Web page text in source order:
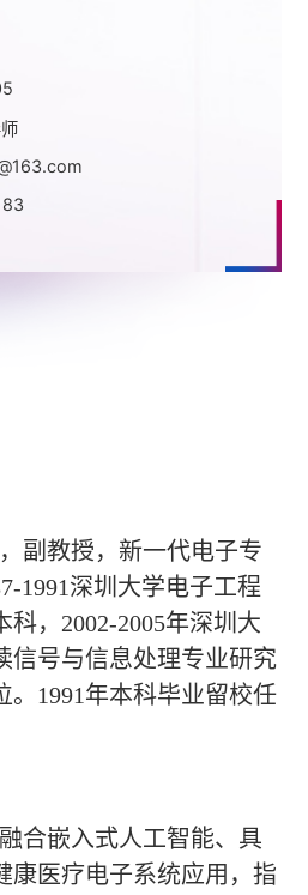
副教授，新一代电子专
1991深圳大学电子工程
，2002-2005年深圳大
信号与信息处理专业研究
。1991年本科毕业留校任
合嵌入式人工智能、具
康医疗电子系统应用，指